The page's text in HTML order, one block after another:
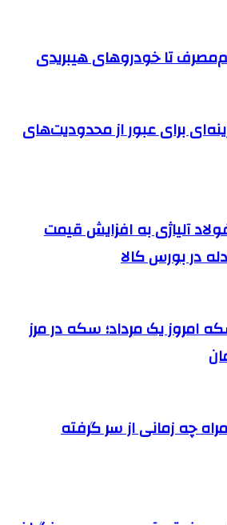
تا خودروهای هیبریدی
برای عبور از محدودیت‌های
آلیاژی به افزایش قیمت
در بورس کالا
امروز یک مرداد؛ سکه در مرز
چه زمانی از سر گرفته